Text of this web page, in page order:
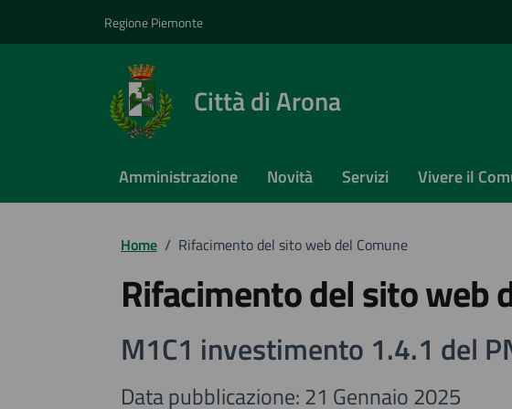
Regione Piemonte
Città di Arona
Amministrazione Novità Servizi Vivere il
Home / Rifacimento del sito web del Comune
Rifacimento del sito web
M1C1 investimento 1.4.1 del
Data pubblicazione: 21 Gennaio 2025